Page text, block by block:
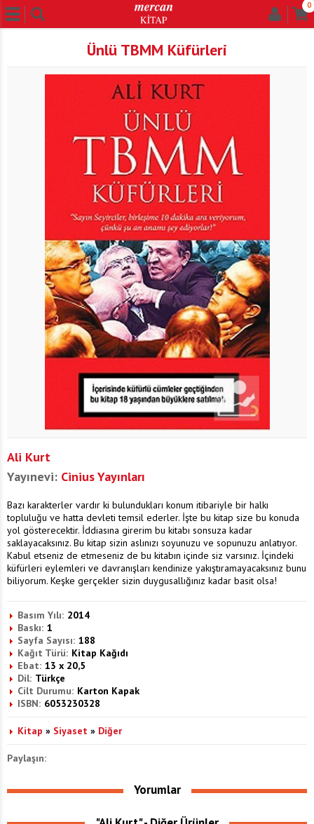
0
Ünlü TBMM Küfürleri
Ali Kurt
Yayınevi: Cinius Yayınları
Bazı karakterler vardır ki bulundukları konum itibariyle bir halkı
topluluğu ve hatta devleti temsil ederler. İşte bu kitap size bu konuda
yol gösterecektir. İddiasına girerim bu kitabı sonsuza kadar
saklayacaksınız. Bu kitap sizin aslınızı soyunuzu ve sopunuzu anlatıyor.
Kabul etseniz de etmeseniz de bu kitabın içinde siz varsınız. İçindeki
küfürleri eylemleri ve davranışları kendinize yakıştıramayacaksınız bunu
biliyorum. Keşke gerçekler sizin duygusallığınız kadar basit olsa!
Basım Yılı: 2014
Baskı: 1
Sayfa Sayısı: 188
Kağıt Türü: Kitap Kağıdı
Ebat: 13 x 20,5
Dil: Türkçe
Cilt Durumu: Karton Kapak
ISBN: 6053230328
Kitap » Siyaset » Diğer
Paylaşın:
Yorumlar